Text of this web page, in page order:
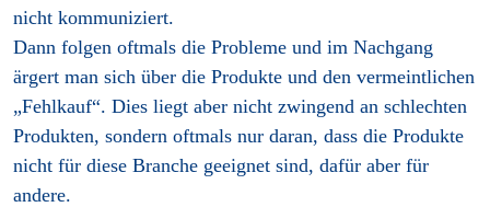
nicht kommuniziert.
Dann folgen oftmals die Probleme und im Nachgang
ärgert man sich über die Produkte und den vermeintlichen
„Fehlkauf“. Dies liegt aber nicht zwingend an schlechten
Produkten, sondern oftmals nur daran, dass die Produkte
nicht für diese Branche geeignet sind, dafür aber für
andere.